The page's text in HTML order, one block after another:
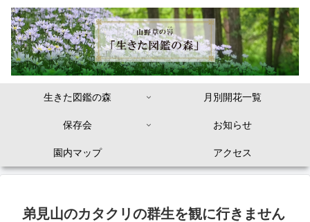
生きた図鑑の森 月別開花一覧
保存会 お知らせ
園内マップ アクセス
弟見山のカタクリの群生を観に行きません